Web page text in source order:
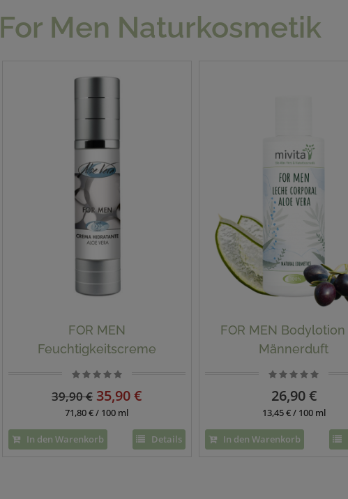
For Men Naturkosmetik
FOR MEN
Feuchtigkeitscreme
Naturkosmetik
39,90 € 35,90 €
71,80 € / 100 ml
In den Warenkorb Details
FOR MEN
Männerduft
26,90 €
13,45 € / 100 ml
In den Warenkorb